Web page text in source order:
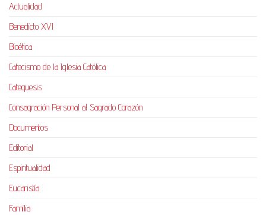
Actualidad
Benedicto XVI
Bioética
Catecismo de la Iglesia Católica
Catequesis
Consagración Personal al Sagrado Corazón
Documentos
Editorial
Espiritualidad
Eucaristía
Familia